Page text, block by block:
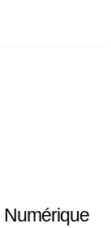
Numérique